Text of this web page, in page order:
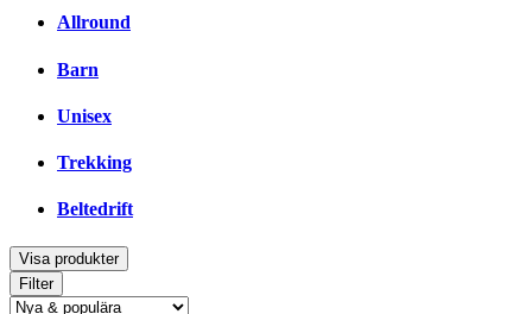
Allround
Barn
Unisex
Trekking
Beltedrift
Visa produkter
Filter